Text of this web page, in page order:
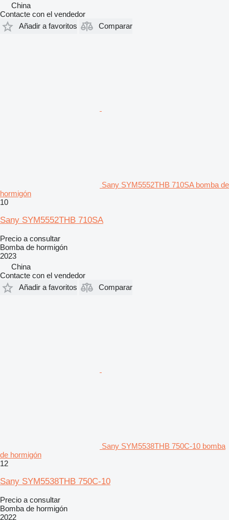
China
Contacte con el vendedor
Añadir a favoritos
Comparar
Sany SYM5552THB 710SA bomba de
hormigón
10
Sany SYM5552THB 710SA
Precio a consultar
Bomba de hormigón
2023
China
Contacte con el vendedor
Añadir a favoritos
Comparar
Sany SYM5538THB 750C-10 bomba
de hormigón
12
Sany SYM5538THB 750C-10
Precio a consultar
Bomba de hormigón
2022